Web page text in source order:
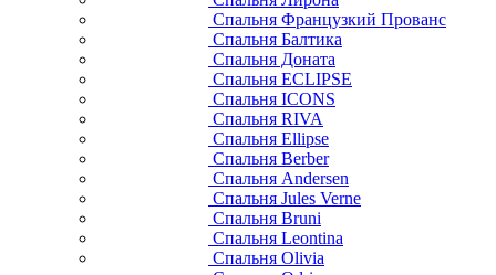
Спальня Французкий Прованс
Спальня Балтика
Спальня Доната
Спальня ECLIPSE
Спальня ICONS
Спальня RIVA
Спальня Ellipse
Спальня Berber
Спальня Andersen
Спальня Jules Verne
Спальня Bruni
Спальня Leontina
Спальня Olivia